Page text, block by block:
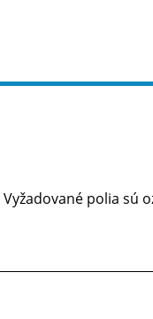
Vyžadované polia sú